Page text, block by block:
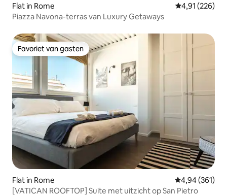
Flat in Rome Gemiddelde
4,91 (226)
Piazza Navona-terras van Luxury Getaways
Favoriet van gasten
Favoriet van gasten
Flat in Rome Gemiddelde
4,94 (361)
[VATICAN ROOFTOP] Suite met uitzicht op San Pietro